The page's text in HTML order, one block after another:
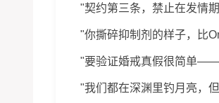
"契约第三条，禁止在发情
"你撕碎抑制剂的样子，比
"要验证婚戒真假很简单
"我们都在深渊里钓月亮，